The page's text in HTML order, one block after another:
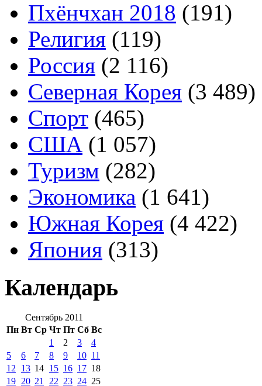
Пхёнчхан 2018 (191)
Религия (119)
Россия (2 116)
Северная Корея (3 489)
Спорт (465)
США (1 057)
Туризм (282)
Экономика (1 641)
Южная Корея (4 422)
Япония (313)
Календарь
Сентябрь 2011
Пн Вт Ср Чт Пт Сб Вс
1 2 3
4
5
6 7 8 9 10 11
12
13 14 15 16 17 18
19 20 21 22 23 24 25